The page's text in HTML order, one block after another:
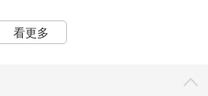
更健壯了，生活中充斥著幾十年前
王路易十四的宮裡沒有像樣的浴
的電視機），然而，縱使龐大的科學
看更多